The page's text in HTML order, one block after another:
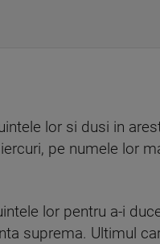
lor si dusi in
pe numele lor
lor pentru a-i
suprema. Ultimul